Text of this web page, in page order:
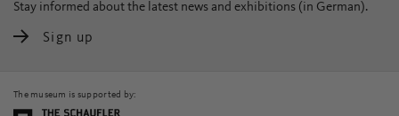
Stay informed about the latest news and exhibitions (in German).
Sign up
The museum is supported by: